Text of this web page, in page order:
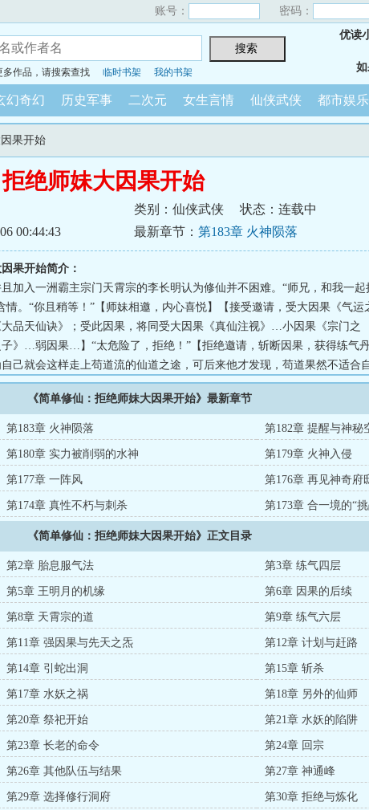
账号： 密码：
多作品，请搜索查找 临时书架 我的书架
优读
幻奇幻 历史军事 二次元 女生言情 仙侠武侠 都市娱乐
果开始
绝师妹大因果开始
类别：仙侠武侠
状态：连载中
00:44:43
最新章节： 第183章 火神陨落
果开始简介：
加入一洲霸主宗门天霄宗的李长明认为修仙并不困难。“师兄，和我一起
情。“你且稍等！”【师妹相邀，内心喜悦】【接受邀请，受大因果《气运
品天仙诀》；受此因果，将同受大因果《真仙注视》…小因果《宗门之
》…弱因果…】“太危险了，拒绝！”【拒绝邀请，斩断因果，获得练气
己就会这样走上苟道流的仙道之途，可后来他才发现，苟道果然不适合
啊！”（本书又名《修仙太过无聊，只好匡扶正道了！》...
《简单修仙：拒绝师妹大因果开始》最新章节
第183章 火神陨落 第182章 提醒与神秘
第180章 实力被削弱的水神 第179章 火神入侵
第177章 一阵风 第176章 再见神奇府
第174章 真性不朽与刺杀 第173章 合一境的“
《简单修仙：拒绝师妹大因果开始》正文目录
第2章 胎息服气法 第3章 练气四层
第5章 王明月的机缘 第6章 因果的后续
第8章 天霄宗的道 第9章 练气六层
第11章 强因果与先天之炁 第12章 计划与赶路
第14章 引蛇出洞 第15章 斩杀
第17章 水妖之祸 第18章 另外的仙师
第20章 祭祀开始 第21章 水妖的陷阱
第23章 长老的命令 第24章 回宗
第26章 其他队伍与结果 第27章 神通峰
第29章 选择修行洞府 第30章 拒绝与炼化